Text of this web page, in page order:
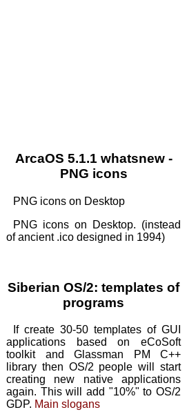
ArcaOS 5.1.1 whatsnew -
PNG icons
PNG icons on Desktop
PNG icons on Desktop. (instead
of ancient .ico designed in 1994)
Siberian OS/2: templates of
programs
If create 30-50 templates of GUI
applications based on eCoSoft
toolkit and Glassman PM C++
library then OS/2 people will start
creating new native applications
again. This will add "10%" to OS/2
GDP. Main slogans